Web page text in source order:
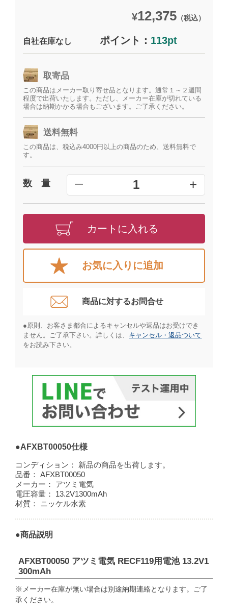
¥12,375（税込）
自社在庫なし ポイント： 113pt
取寄品
この商品はメーカー取り寄せ品となります。通常１～２週間
程度で出荷いたします。ただし、メーカー在庫が切れている
場合は納期かかる場合もございます。ご了承ください。
送料無料
この商品は、税込み4000円以上の商品のため、送料無料で
す。
数 量 ━ 1 +
カートに入れる
お気に入りに追加
商品に対するお問合せ​
●原則、お客さま都合によるキャンセルや返品はお受けでき
ません。ご了承下さい。詳しくは、 キャンセル・返品ついて
をお読み下さい。​
●AFXBT00050仕様
コンディション：
新品の商品を出荷します。
品番：
AFXBT00050
メーカー：
アツミ電気
電圧容量：
13.2V1300mAh
材質：
ニッケル水素
●商品説明
AFXBT00050 アツミ電気 RECF119用電池 13.2V1
300mAh
※メーカー在庫が無い場合は別途納期連絡となります。ご了
承ください。